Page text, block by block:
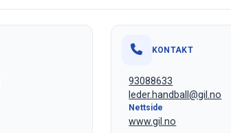
KONTAKT
93088633
leder.handball@gil.no
Nettside
www.gil.no